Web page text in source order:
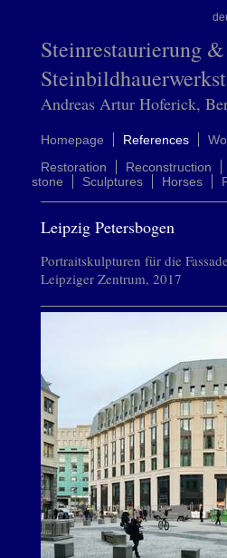
Steinrestaurierung &
Andreas Artur Hoferick,
Homepage References
Restoration
Reconstruction
stone
Sculptures Horses
Leipzig Petersbogen
Portraitskulpturen für die
Leipziger Zentrum, 2017